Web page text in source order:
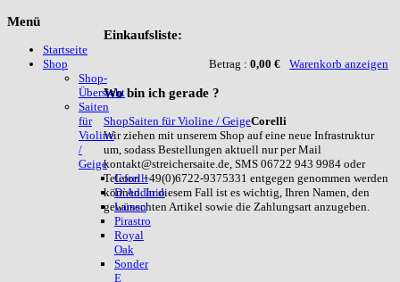
Einkaufsliste:
Betrag : 0,00 € Warenkorb anzeigen
Wobin ich gerade ?
ShopSaiten für Violine / GeigeCorelli
Wir ziehen mit unserem Shop auf eine neue Infrastruktur
um, sodass Bestellungen aktuell nur per Mail
kontakt@streichersaite.de, SMS 06722 943 9984 oder
Telefon +49(0)6722-9375331 entgegen genommen werden
können. In diesem Fall ist es wichtig, Ihren Namen, den
gewünschten Artikel sowie die Zahlungsart anzugeben.
Menü
Startseite
Shop
Shop-
Übersicht
Saiten
für
Violine
/
Geige
Corelli
D`Addario
Larsen
Pirastro
Royal
Oak
Sonder
E